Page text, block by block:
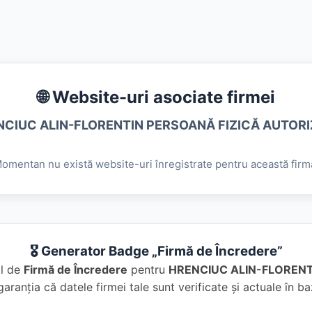
🌐 Website-uri asociate firmei
ALIN-FLORENTIN PERSOANĂ FIZICĂ
nu există website-uri înregistrate pentru această
🎖️ Generator Badge „Firmă de Încredere”
de Firmă de Încredere pentru HRENCIUC ALIN-
că datele firmei tale sunt verificate și actuale în